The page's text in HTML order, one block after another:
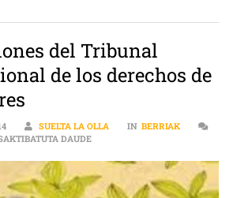
del Tribunal
de los derechos de
SUELTA LA OLLA IN BERRIAK
DAUDECONCLUSIONES DEL TRIBUNAL